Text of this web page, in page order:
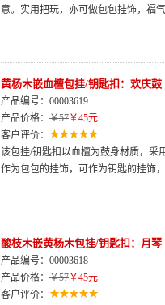
意。实用把玩，亦可做包包挂饰，福气
黄杨木嵌血檀包挂/钥匙扣：欢庆鼓
产品编号：00003619
产品价格： ￥57￥45元
客户评价：
该包挂/钥匙扣以血檀为鼓身材质，采
作为包包的挂饰，可作为钥匙的挂饰
酸枝木嵌黄杨木包挂/钥匙扣：月琴
产品编号：00003618
产品价格： ￥57￥45元
客户评价：